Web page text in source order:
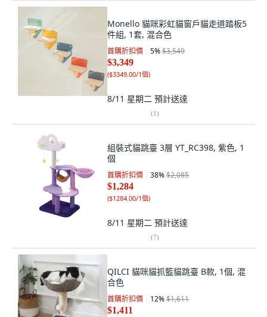
Monello 貓咪彩虹貓窗戶貓走道踏板5
件組, 1套, 混合色
首購折扣價 5%$3,549
$3,349
($3349.00/1個)
8/11 星期二 預計送達
(1)
組裝式貓跳臺 3層 YT_RC398, 紫色, 1
個
首購折扣價 38%$2,085
$1,284
($1284.00/1個)
8/11 星期二 預計送達
(7)
QILCI 貓咪貓抓籃貓跳臺 B款, 1個, 混
合色
首購折扣價 12%$1,611
$1,411